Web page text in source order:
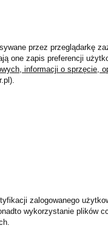
przez przeglądarkę
one zapis preferencji
informacji o sprzęcie,
zalogowanego
wykorzystanie plików